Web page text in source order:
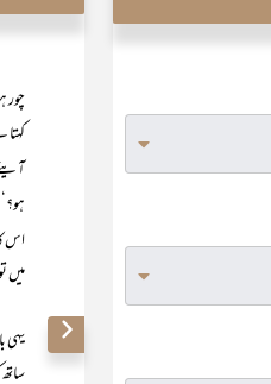
چور
ہو؟‘‘
اس
میں
یہی